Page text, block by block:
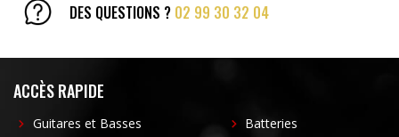
DES QUESTIONS ? 02 99 30 32 04
ACCÈS RAPIDE
Guitares et Basses
Batteries